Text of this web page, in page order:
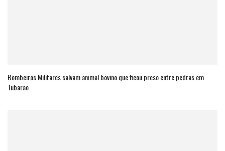
Bombeiros Militares salvam animal bovino que ficou preso entre pedras em
Tubarão